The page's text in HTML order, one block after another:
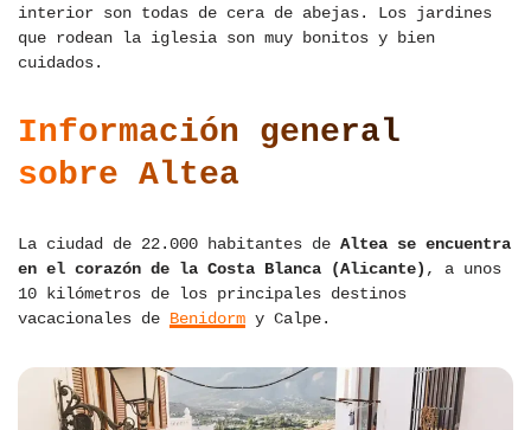
interior son todas de cera de abejas. Los jardines
que rodean la iglesia son muy bonitos y bien
cuidados.
Información general
sobre Altea
La ciudad de 22.000 habitantes de Altea se encuentra
en el corazón de la Costa Blanca (Alicante) , a unos
10 kilómetros de los principales destinos
vacacionales de Benidorm y Calpe.